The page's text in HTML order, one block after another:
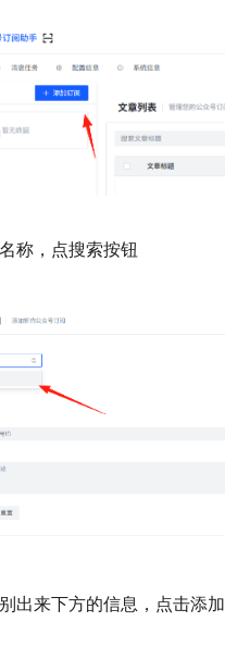
称，点搜索按钮
出来下方的信息，点击添加